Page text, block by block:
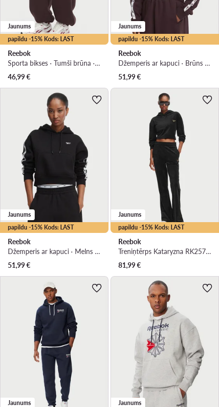
papildu -15% Kods: LAST
Jaunums
Reebok
Sporta bikses · Tumši brūna · Regular Fit
46,99€
papildu -15% Kods: LAST
Jaunums
Reebok
Džemperis ar kapuci · Brūns · Regular Fit
51,99€
papildu -15% Kods: LAST
Jaunums
Reebok
Džemperis ar kapuci · Melns · Regular Fit
51,99€
papildu -15% Kods: LAST
Jaunums
Reebok
Treniņtērps Kataryzna RK25714CCW Melns Regular Fit
81,99€
Jaunums Jaunums